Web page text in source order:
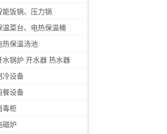
能饭锅、压力锅
温菜台、电热保温桶
热保温汤池
水锅炉 开水器 热水器
冷设备
餐设备
毒柜
磁炉